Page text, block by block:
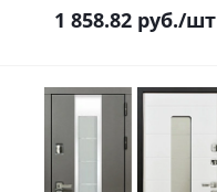
1 858.82руб./шт